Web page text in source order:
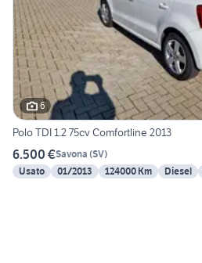
6
Polo TDI 1.2 75cv Comfortline 2013
6.500 €Savona (SV)
Usato
01/2013 124000 Km Diesel